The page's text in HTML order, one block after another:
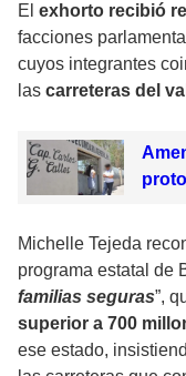
El exhorto recibió
facciones
cuyos integrantes
las carreteras del
Michelle Tejeda
programa estatal de
familias seguras”,
superior a 700
ese estado,